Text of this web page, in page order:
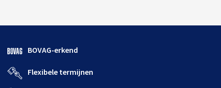
BOVAG-erkend
Flexibele termijnen